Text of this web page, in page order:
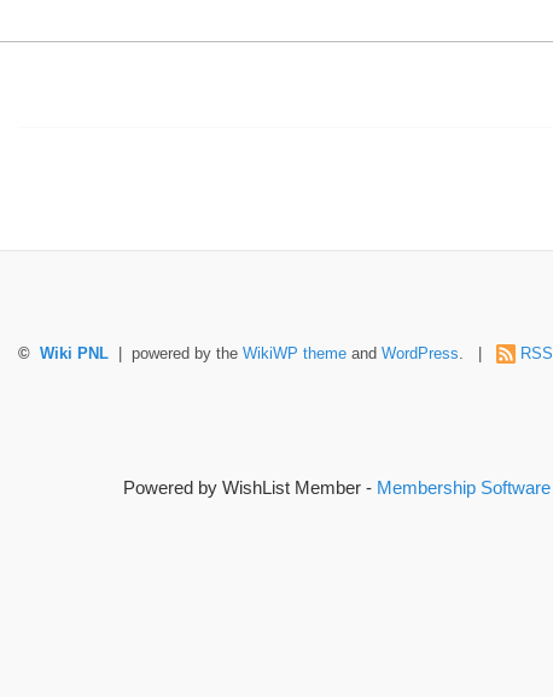
© Wiki PNL | powered by the WikiWP theme and WordPress. | RSS
Powered by WishList Member - Membership Software